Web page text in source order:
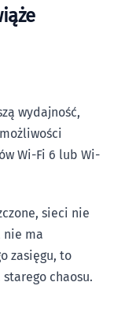
wydajność,
Wi-Fi 6 lub Wi-
sieci nie
nie ma
zasięgu, to
chaosu.